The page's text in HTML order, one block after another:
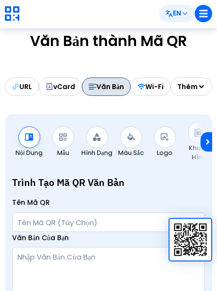
EN
Văn Bản thành Mã QR
URL vCard Văn Bản Wi-Fi Thêm
Nội Dung Mẫu Hình Dạng Màu Sắc Logo
Khung
Hình
Trình Tạo Mã QR Văn Bản
Tên Mã QR
Văn Bản Của Bạn